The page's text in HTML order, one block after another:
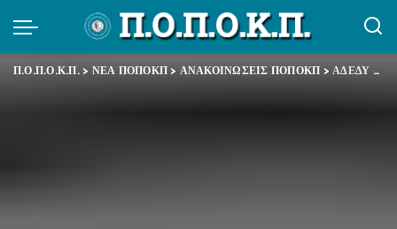
Π.Ο.Π.Ο.Κ.Π.> ΝΕΑ ΠΟΠΟΚΠ > ΑΝΑΚΟΙΝΩΣΕΙΣ ΠΟΠΟΚΠ >ΑΔΕΔΥ – Στήριξη του Δημόσιου Συστήματος Υγείας